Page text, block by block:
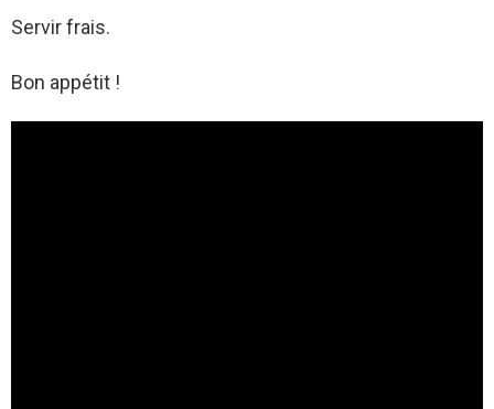
Servir frais.
Bon appétit !